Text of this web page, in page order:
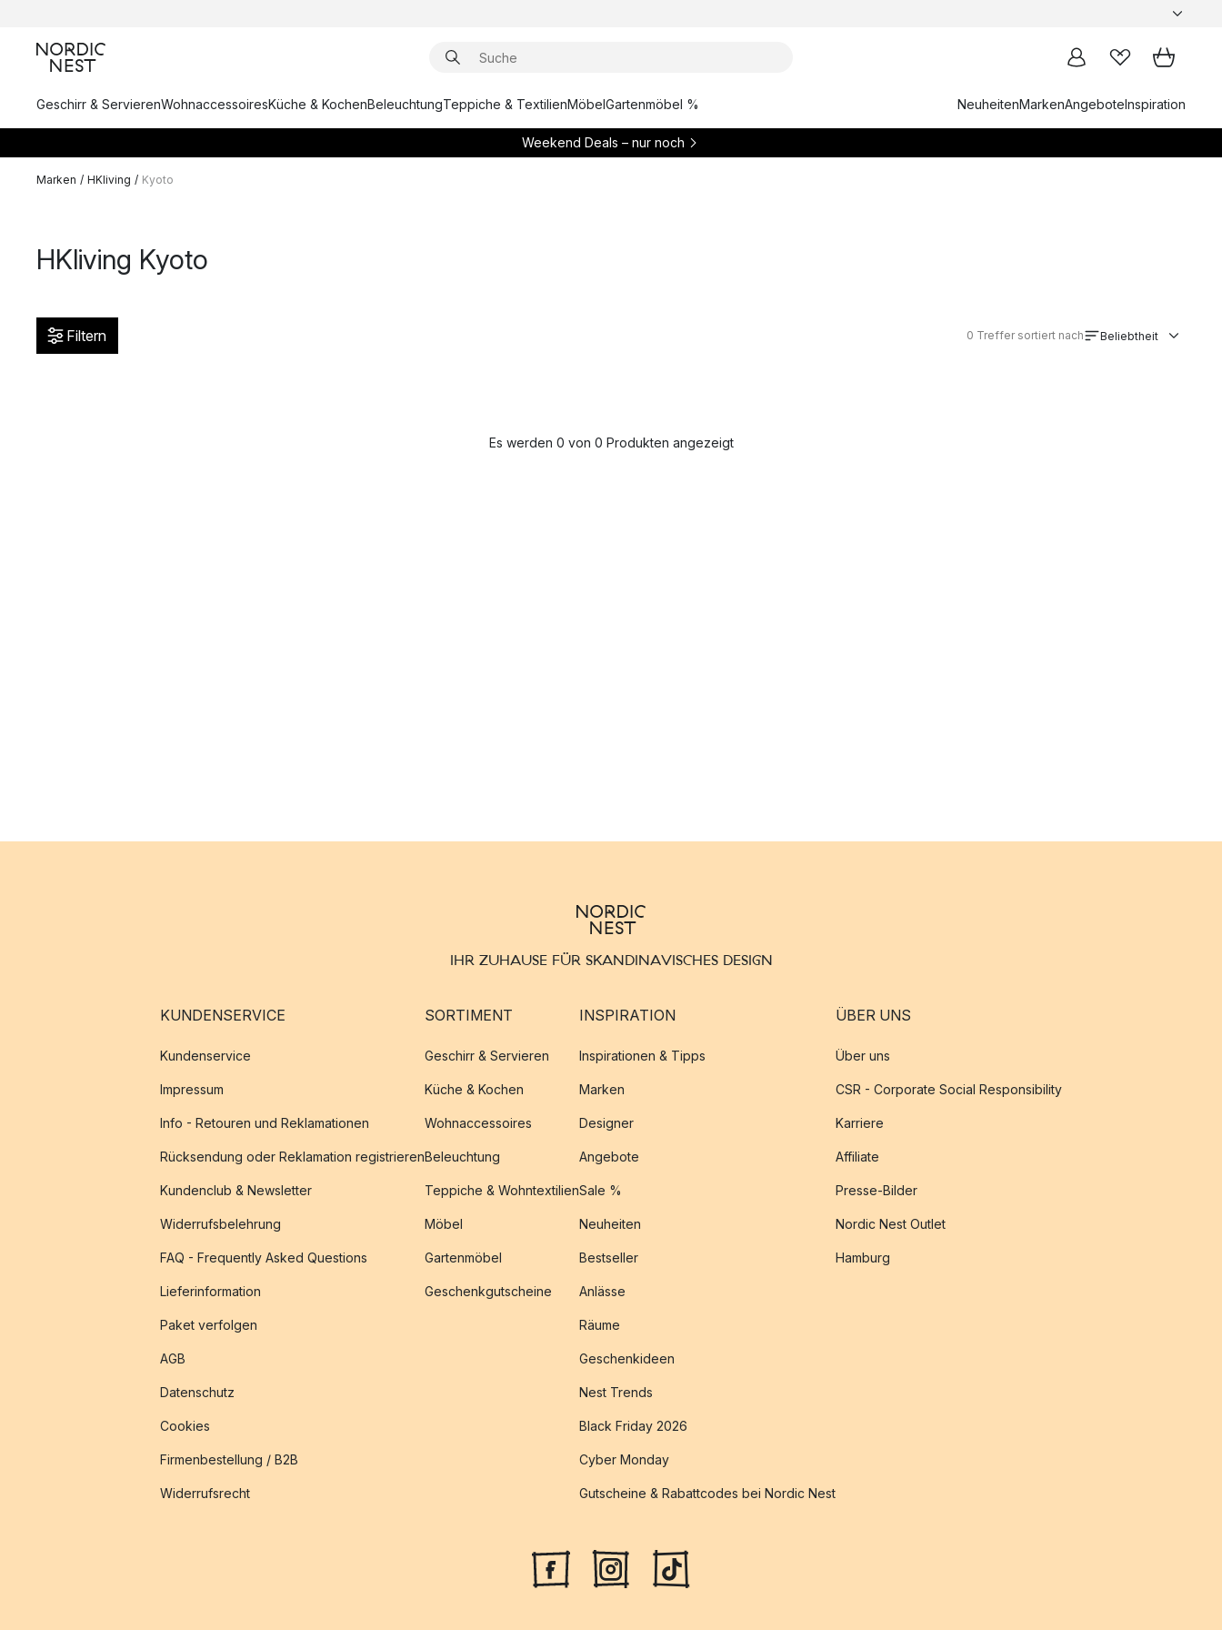
Geschirr & ServierenWohnaccessoiresKüche & KochenBeleuchtungTeppiche & TextilienMöbelGartenmöbel % NeuheitenMarkenAngeboteInspiration
Weekend Deals – nur noch
Marken / HKliving / Kyoto
HKliving Kyoto
Filtern 0 Treffer sortiert nach Beliebtheit
Es werden 0 von 0 Produkten angezeigt
IHR ZUHAUSE FÜR SKANDINAVISCHES DESIGN
KUNDENSERVICE
Kundenservice
Impressum
Info - Retouren und Reklamationen
Rücksendung oder Reklamation registrieren
Kundenclub & Newsletter
Widerrufsbelehrung
FAQ - Frequently Asked Questions
Lieferinformation
Paket verfolgen
AGB
Datenschutz
Cookies
Firmenbestellung / B2B
Widerrufsrecht
SORTIMENT
Geschirr & Servieren
Küche & Kochen
Wohnaccessoires
Beleuchtung
Teppiche & Wohntextilien
Möbel
Gartenmöbel
Geschenkgutscheine
INSPIRATION
Inspirationen & Tipps
Marken
Designer
Angebote
Sale %
Neuheiten
Bestseller
Anlässe
Räume
Geschenkideen
Nest Trends
Black Friday 2026
Cyber Monday
Gutscheine & Rabattcodes bei Nordic Nest
ÜBER UNS
Über uns
CSR - Corporate Social Responsibility
Karriere
Affiliate
Presse-Bilder
Nordic Nest Outlet
Hamburg